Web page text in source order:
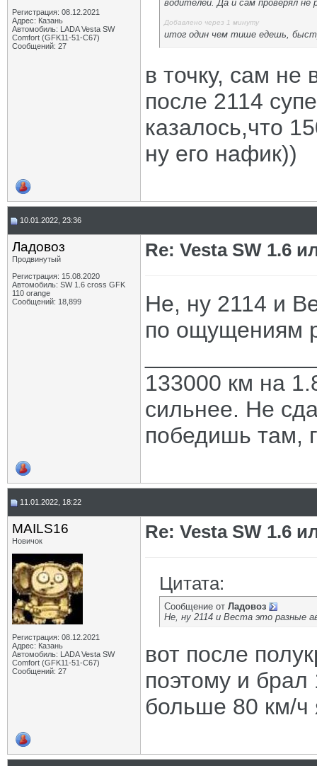
Регистрация: 08.12.2021
Адрес: Казань
Автомобиль: LADA Vesta SW
Comfort (GFK11-51-C67)
Сообщений: 27
водителей. Да и сам проверял не
Добавлено через 1 минуту
итог один чем тише едешь,
в точку, сам не
после 2114
казалось,что
ну его нафик))
10.01.2022, 23:36
Ладовоз
Продвинутый
Регистрация: 15.08.2020
Автомобиль: SW 1.6 cross GFK
110 orange
Сообщений: 18,899
Re: Vesta SW 1.6
Не, ну 2114 и
по ощущениям
133000 км на
сильнее. Не
победишь там,
11.01.2022, 18:22
MAILS16
Новичок
Регистрация: 08.12.2021
Адрес: Казань
Автомобиль: LADA Vesta SW
Comfort (GFK11-51-C67)
Сообщений: 27
Re: Vesta SW 1.6
Цитата:
Сообщение от Ладовоз
Не, ну 2114 и Веста это разные
вот после
поэтому и
больше 80 км/ч